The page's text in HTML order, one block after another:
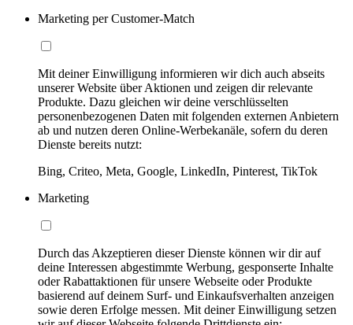
Marketing per Customer-Match
Mit deiner Einwilligung informieren wir dich auch abseits
unserer Website über Aktionen und zeigen dir relevante
Produkte. Dazu gleichen wir deine verschlüsselten
personenbezogenen Daten mit folgenden externen Anbietern
ab und nutzen deren Online-Werbekanäle, sofern du deren
Dienste bereits nutzt:
Bing, Criteo, Meta, Google, LinkedIn, Pinterest, TikTok
Marketing
Durch das Akzeptieren dieser Dienste können wir dir auf
deine Interessen abgestimmte Werbung, gesponserte Inhalte
oder Rabattaktionen für unsere Webseite oder Produkte
basierend auf deinem Surf- und Einkaufsverhalten anzeigen
sowie deren Erfolge messen. Mit deiner Einwilligung setzen